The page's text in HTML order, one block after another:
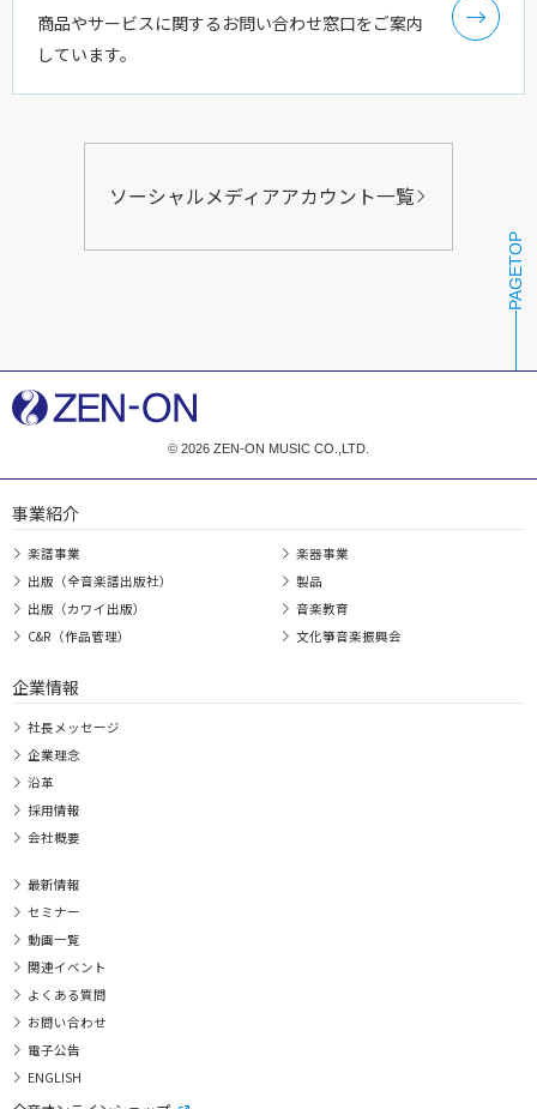
商品やサービスに関するお問い合わせ窓口をご案内
しています。
ソーシャルメディアアカウント一覧
PAGETOP
© 2026 ZEN-ON MUSIC CO.,LTD.
事業紹介
楽譜事業
出版（全音楽譜出版社）
出版（カワイ出版）
C&R（作品管理）
楽器事業
製品
音楽教育
文化箏音楽振興会
企業情報
社長メッセージ
企業理念
沿革
採用情報
会社概要
最新情報
セミナー
動画一覧
関連イベント
よくある質問
お問い合わせ
電子公告
ENGLISH